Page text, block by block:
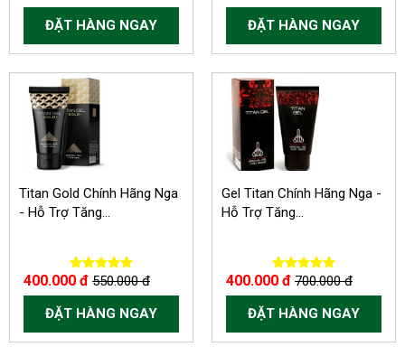
ĐẶT HÀNG NGAY
ĐẶT HÀNG NGAY
Titan Gold Chính Hãng Nga
- Hỗ Trợ Tăng...
400.000 đ 550.000 đ
ĐẶT HÀNG NGAY
-300.000 VND
Gel Titan Chính Hãng Nga -
Hỗ Trợ Tăng...
400.000 đ 700.000 đ
ĐẶT HÀNG NGAY